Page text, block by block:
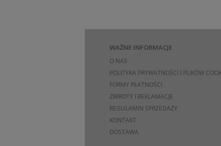
WAŻNE INFORMACJE
O NAS
POLITYKA PRYWATNOŚCI I PLIKÓW
FORMY PŁATNOŚCI
ZWROTY I REKLAMACJE
REGULAMIN SPRZEDAŻY
KONTAKT
DOSTAWA